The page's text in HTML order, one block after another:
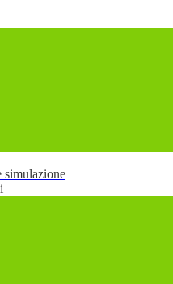
simulazione